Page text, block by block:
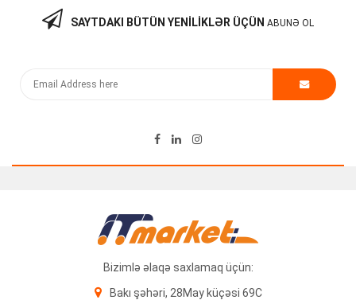
Cisco IAD 2430 Business Class Integrated Access Device
SAYTDAKI BÜTÜN YENILIKLƏR ÜÇÜN ABUNƏ OL
Bizimlə əlaqə saxlamaq üçün:
Bakı şəhəri, 28May küçəsi 69C